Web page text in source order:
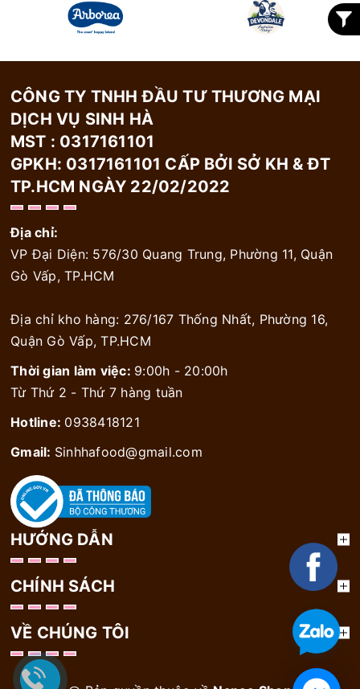
CÔNG TY TNHH ĐẦU TƯ THƯƠNG MẠI
DỊCH VỤ SINH HÀ
MST : 0317161101
GPKH: 0317161101 CẤP BỞI SỞ KH & ĐT
TP.HCM NGÀY 22/02/2022
Địa chỉ:
VP Đại Diện: 576/30 Quang Trung, Phường 11, Quận
Gò Vấp, TP.HCM
Địa chỉ kho hàng: 276/167 Thống Nhất, Phường 16,
Quận Gò Vấp, TP.HCM
Thời gian làm việc: 9:00h - 20:00h
Từ Thứ 2 - Thứ 7 hàng tuần
Hotline: 0938418121
Gmail: Sinhhafood@gmail.com
HƯỚNG DẪN
CHÍNH SÁCH
VỀ CHÚNG TÔI